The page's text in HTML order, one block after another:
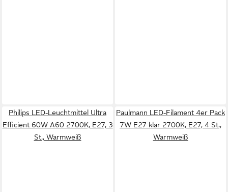
Philips LED-Leuchtmittel Ultra
Efficient 60W A60 2700K, E27, 3
St., Warmweiß
Paulmann LED-Filament 4er Pack
7W E27 klar 2700K, E27, 4 St.,
Warmweiß